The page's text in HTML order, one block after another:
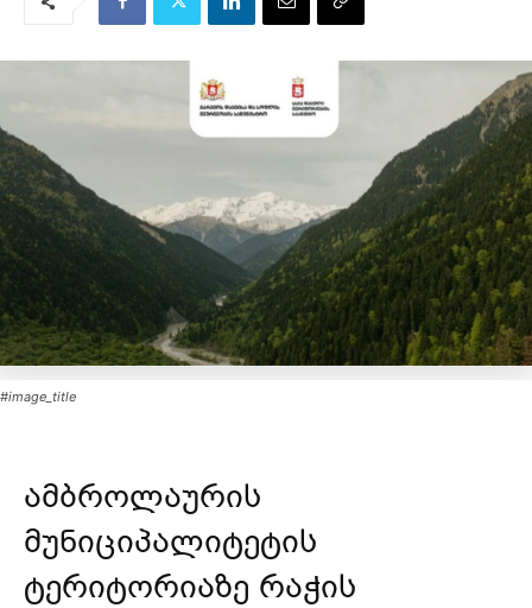
#image_title
ამბროლაურის
მუნიციპალიტეტის
ტერიტორიაზე რაჭის